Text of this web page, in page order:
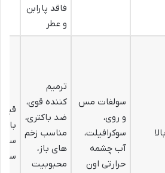
فاقد پارابن
و عطر
بالا
سولفات مس
و روی،
سوکرافیلت،
آب چشمه
حرارتی اون
ترمیم
کننده قوی،
ضد باکتری،
مناسب زخم
های باز،
محبوبیت